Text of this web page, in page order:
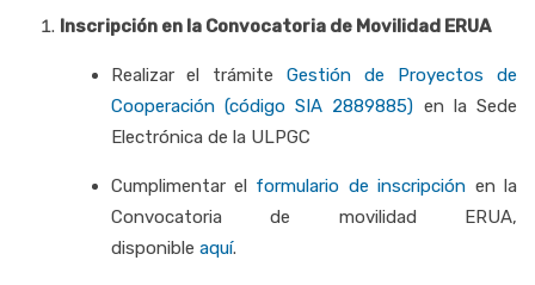
Inscripción en la Convocatoria de Movilidad ERUA
Realizar el trámite Gestión de Proyectos de
Cooperación (código SIA 2889885) en la Sede
Electrónica de la ULPGC
Cumplimentar el formulario de inscripción en la
Convocatoria de movilidad ERUA,
disponible aquí.